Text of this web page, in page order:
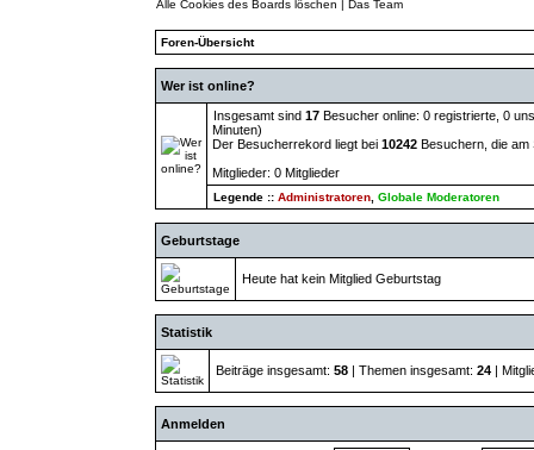
Alle Cookies des Boards löschen | Das Team
Foren-Übersicht
Wer ist online?
Insgesamt sind 17 Besucher online: 0 registrierte, 0
Minuten)
Der Besucherrekord liegt bei 10242 Besuchern, die am
Mitglieder: 0 Mitglieder
Legende :: Administratoren Globale Moderatoren
Geburtstage
Heute hat kein Mitglied Geburtstag
Statistik
Beiträge insgesamt: 58 | Themen insgesamt: 24 |
Anmelden